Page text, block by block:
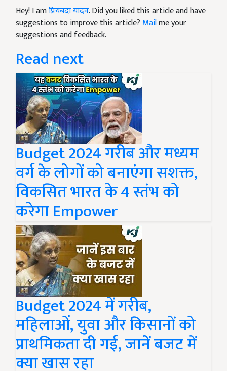
Hey! I amप्रियंबदा यादव. Did you liked this article and have
suggestions to improve this article? Mailme your
suggestions and feedback.
Read next
Budget 2024 गरीब और मध्यम
वर्ग के लोगों को बनाएंगा सशक्त,
विकसित भारत के 4 स्तंभ को
करेगा Empower
Budget 2024 में गरीब,
महिलाओं, युवा और किसानों को
प्राथमिकता दी गई, जानें बजट में
क्या खास रहा